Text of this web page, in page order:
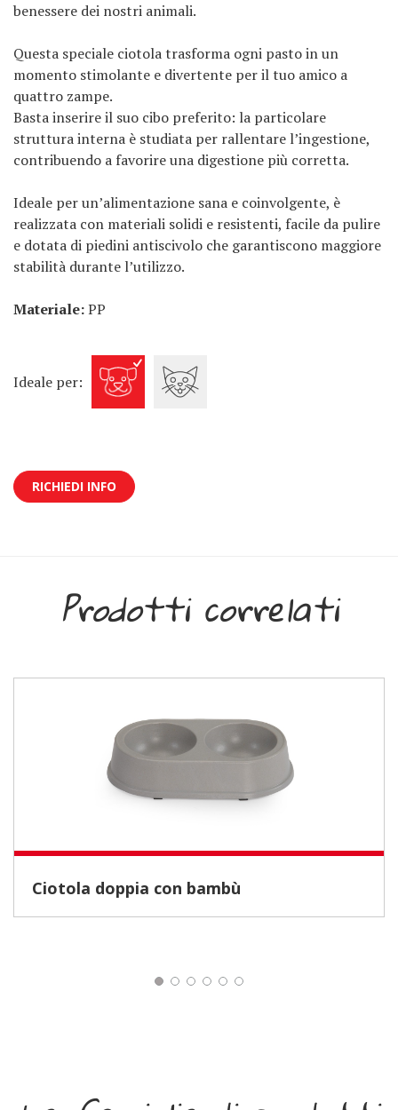
benessere dei nostri animali.
Questa speciale ciotola trasforma ogni pasto in un
momento stimolante e divertente per il tuo amico a
quattro zampe.
Basta inserire il suo cibo preferito: la particolare
struttura interna è studiata per rallentare l’ingestione,
contribuendo a favorire una digestione più corretta.
Ideale per un’alimentazione sana e coinvolgente, è
realizzata con materiali solidi e resistenti, facile da pulire
e dotata di piedini antiscivolo che garantiscono maggiore
stabilità durante l’utilizzo.
Materiale:PP
Ideale per:
RICHIEDI INFO
Prodotti correlati
Ciotola doppia con bambù